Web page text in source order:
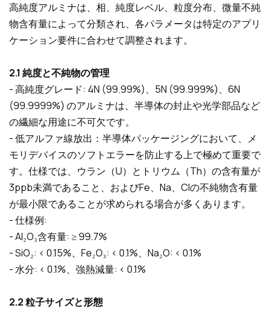
高純度アルミナは、相、純度レベル、粒度分布、微量不純
物含有量によって分類され、各パラメータは特定のアプリ
ケーション要件に合わせて調整されます。
2.1 純度と不純物の管理
- 高純度グレード: 4N (99.99%)、5N (99.999%)、6N
(99.9999%) のアルミナは、半導体の封止や光学部品など
の繊細な用途に不可欠です。
- 低アルファ線放出：半導体パッケージングにおいて、メ
モリデバイスのソフトエラーを防止する上で極めて重要で
す。仕様では、ウラン（U）とトリウム（Th）の含有量が
3ppb未満であること、およびFe、Na、Clの不純物含有量
が最小限であることが求められる場合が多くあります。
- 仕様例:
- Al₂O₃含有量: ≥ 99.7%
- SiO₂: < 0.15%、Fe₂O₃: < 0.1%、Na₂O: < 0.1%
- 水分: < 0.1%、強熱減量: < 0.1%
2.2 粒子サイズと形態